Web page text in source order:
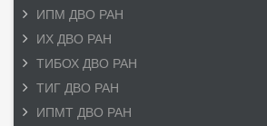
ИПМ ДВО РАН
ИХ ДВО РАН
ТИБОХ ДВО РАН
ТИГ ДВО РАН
ИПМТ ДВО РАН